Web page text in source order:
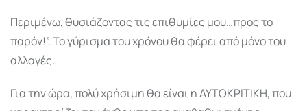
Περιμένω, θυσιάζοντας τις επιθυμίες μου…προς το
παρόν!”. Το γύρισμα του χρόνου θα φέρει από μόνο του
αλλαγές.
Για την ώρα, πολύ χρήσιμη θα είναι η ΑΥΤΟΚΡΙΤΙΚΗ, που